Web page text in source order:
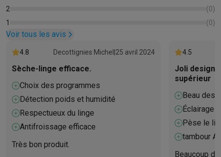
2
(0)
1
(0)
Voir tous les avis
4.8 Decottignies Michel 25 avril 2024
Sèche-linge efficace.
Choix des programmes
Détection poids et humidité
Respectueux du linge
Antifroissage efficace
Très bon produit.
4.5
Joli design
supérieur
Beau
Éclairage
Pèse le
tambour
Beaucoup